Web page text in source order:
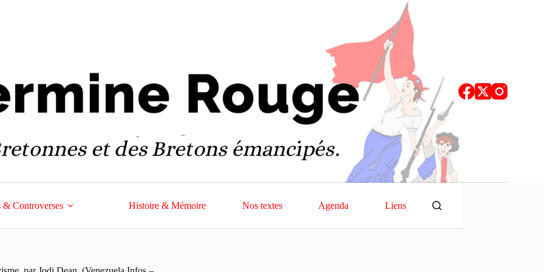
& Controverses Histoire & Mémoire Nos textes Agenda Liens